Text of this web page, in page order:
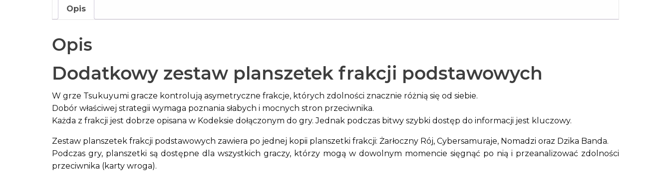
Opis
Opis
Dodatkowy zestaw planszetek frakcji podstawowych
W grze Tsukuyumi gracze kontrolują asymetryczne frakcje, których zdolności znacznie różnią się od siebie.
Dobór właściwej strategii wymaga poznania słabych i mocnych stron przeciwnika.
Każda z frakcji jest dobrze opisana w Kodeksie dołączonym do gry. Jednak podczas bitwy szybki dostęp do informacji jest kluczowy.
Zestaw planszetek frakcji podstawowych zawiera po jednej kopii planszetki frakcji: Żarłoczny Rój, Cybersamuraje, Nomadzi oraz Dzika Banda.
Podczas gry, planszetki są dostępne dla wszystkich graczy, którzy mogą w dowolnym momencie sięgnąć po nią i przeanalizować zdolności
przeciwnika (karty wroga).